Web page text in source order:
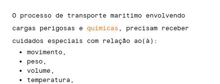
O processo de transporte marítimo envolvendo
cargas perigosas e químicas , precisam receber
cuidados especiais com relação ao(à):
movimento,
peso,
volume,
temperatura,